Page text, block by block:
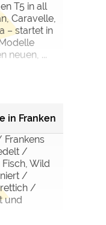
T5 in all
Caravelle,
– startet in
neuen, ...
in Franken
Frankens
/
Wild
/
/
und